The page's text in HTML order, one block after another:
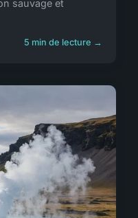
sauvage et
5 min de lecture →